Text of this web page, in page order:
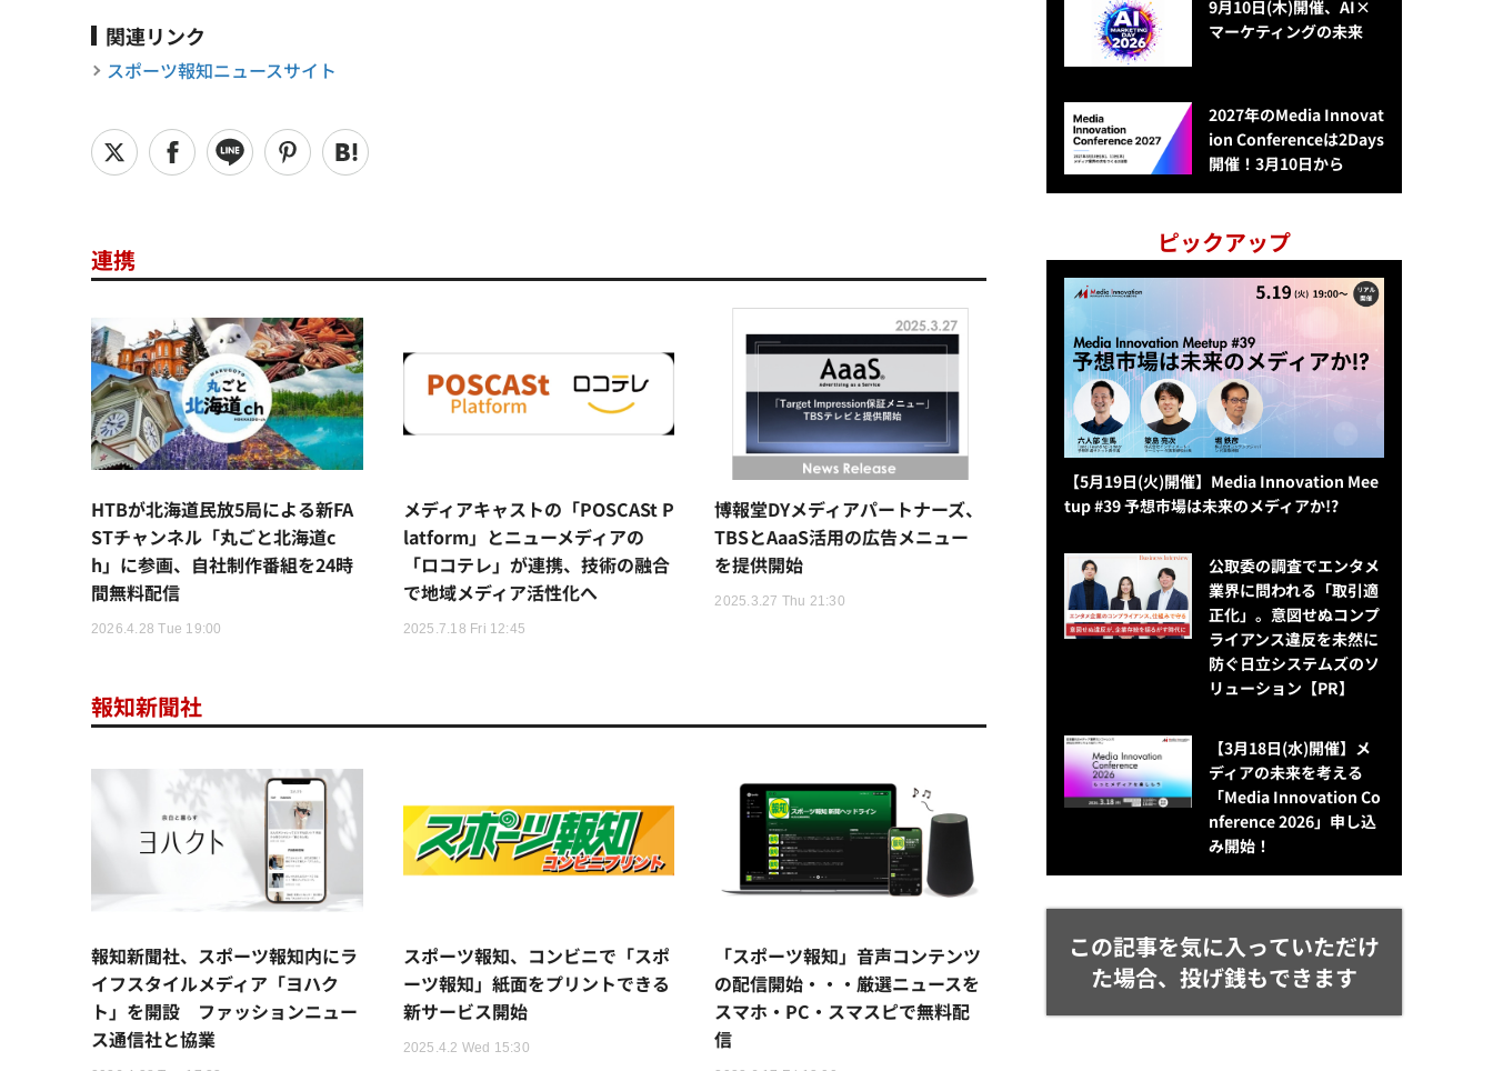
関連リンク
スポーツ報知ニュースサイト
連携
HTBが北海道民放5局による新FA
STチャンネル「丸ごと北海道c
h」に参画、自社制作番組を24時
間無料配信
2026.4.28 Tue 19:00
メディアキャストの「POSCASt P
latform」とニューメディアの
「ロコテレ」が連携、技術の融合
で地域メディア活性化へ
2025.7.18 Fri 12:45
博報堂DYメディアパートナーズ、
TBSとAaaS活用の広告メニュー
を提供開始
2025.3.27 Thu 21:30
報知新聞社
報知新聞社、スポーツ報知内にラ
イフスタイルメディア「ヨハク
ト」を開設 ファッションニュー
ス通信社と協業
スポーツ報知、コンビニで「スポ
ーツ報知」紙面をプリントできる
新サービス開始
2025.4.2 Wed 15:30
「スポーツ報知」音声コンテンツ
の配信開始・・・厳選ニュースを
スマホ・PC・スマスピで無料配
信
9月10日(木)開催、AI×
マーケティングの未来
2027年のMedia Innovat
ion Conferenceは2Days
開催！3月10日から
ピックアップ
【5月19日(火)開催】Media Innovation Mee
tup #39 予想市場は未来のメディアか!?
公​​取委の調査でエンタメ
業界に問われる「取引適
正化」。意図せぬコンプ
ライアンス違反を未然に
防ぐ日立システムズのソ
リューション​【PR】
【3月18日(水)開催】メ
ディアの未来を考える
「Media Innovation Co
nference 2026」申し込
み開始！
この記事を気に入っていただけ
た場合、投げ銭もできます